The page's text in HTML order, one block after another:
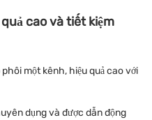
cao và tiết kiệm
một kênh, hiệu quả cao với
dụng và được dẫn động